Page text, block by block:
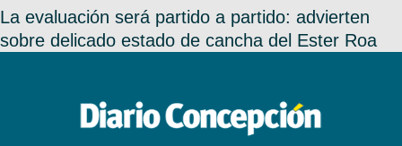
La evaluación será partido a partido: advierten
sobre delicado estado de cancha del Ester Roa